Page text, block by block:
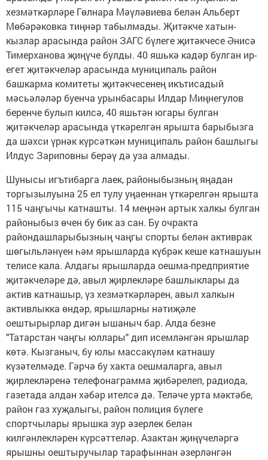
хезмәткәрләре Гөлнара Мәүләвиева белән Альберт
Мөбәрәковка тиңнәр табылмады. Җитәкче хатын-
кызлар арасында район ЗАГС бүлеге җитәкчесе Әнисә
Тимерханова җиңүче булды. 40 яшькә кадәр булган ир-
егет җитәкчеләр арасында муниципаль район
башкарма комитеты җитәкчесенең икътисадый
мәсьәләләр буенча урынбасары Илдар Миңнегулов
беренче булып килсә, 40 яшьтән югары булган
җитәкчеләр арасында үткәрелгән ярышта барыбызга
да шәхси үрнәк күрсәткән муниципаль район башлыгы
Илдус Зариповны берәү дә уза алмады.
Шунысы игътибарга лаек, районыбызның яңадан
торгызылуына 25 ел тулу уңаеннан үткәрелгән ярышта
115 чаңгычы катнашты. 14 меңнән артык халкы булган
районыбыз өчен бу бик аз сан. Бу очракта
райондашларыбызның чаңгы спорты белән активрак
шөгыльләнүен һәм ярышларда күбрәк кеше катнашуын
телисе кала. Алдагы ярышларда оешма-предприятие
җитәкчеләре дә, авыл җирлекләре башлыклары да
актив катнашыр, үз хезмәткәрләрен, авыл халкын
активлыкка өндәр, ярышларны нәтиҗәле
оештырырлар дигән ышаныч бар. Алда безне
"Татарстан чаңгы юллары" дип исемләнгән ярышлар
көтә. Кызганыч, бу юлы массакүләм катнашу
күзәтелмәде. Гәрчә бу хакта оешмаларга, авыл
җирлекләренә телефонаграмма җибәрелеп, радиода,
газетада алдан хәбәр ителсә дә. Теләче урта мәктәбе,
район газ хуҗалыгы, район полиция бүлеге
спортчылары ярышка зур әзерлек белән
килгәнлекләрен күрсәттеләр. Азактан җиңүчеләргә
ярышны оештыручылар тарафыннан әзерләнгән